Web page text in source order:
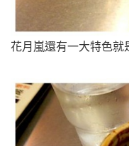
花月嵐還有一大特色就